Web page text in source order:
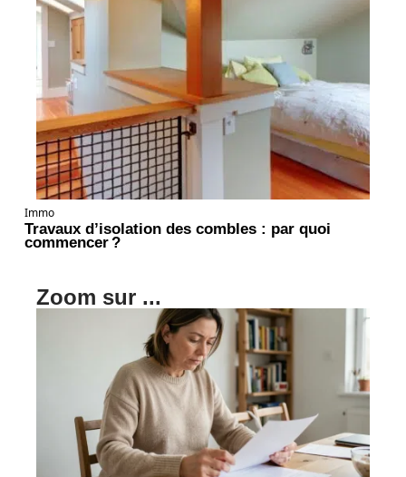
Immo
Travaux d’isolation des combles : par quoi
commencer ?
Zoom sur ...